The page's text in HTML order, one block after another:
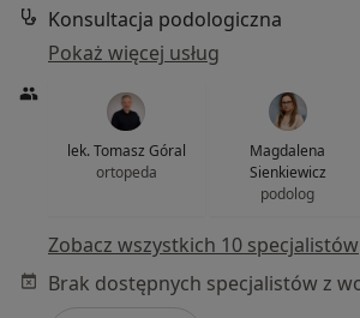
Konsultacja podologiczna
Pokaż więcej usług
lek. Tomasz Góral
ortopeda
Magdalena
Sienkiewicz
podolog
Zobacz wszystkich 10 specjalistów